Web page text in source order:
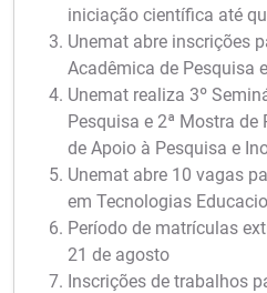
iniciação científica até
Unemat abre inscrições
Acadêmica de Pesquisa
Unemat realiza 3º
Pesquisa e 2ª Mostra
de Apoio à Pesquisa e
Unemat abre 10 vagas
em Tecnologias
Período de matrículas
21 de agosto
Inscrições de trabalhos